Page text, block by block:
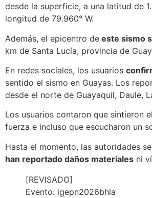
desde la superficie, a una latitud de
longitud de 79.960° W.
Además, el epicentro de este sismo
km de Santa Lucía, provincia de
En redes sociales, los usuarios
sentido el sismo en Guayas. Los
desde el norte de Guayaquil, Daule,
Los usuarios contaron que sintieron
fuerza e incluso que escucharon un
Hasta el momento, las autoridades
han reportado daños materiales ni
[REVISADO]
Evento: igepn2026bhla